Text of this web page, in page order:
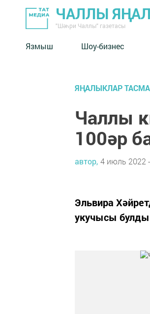
ЧАЛЛЫ
"Шәһри Чаллы" газетасы
Язмыш Шоу-бизнес
ЯҢАЛЫКЛАР
Чаллы
100әр
автор, 4 июль 2022
Эльвира
укучысы